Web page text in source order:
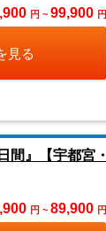
円 ~ 99,900 円
見る
間』【宇都宮・
円 ~ 89,900 円